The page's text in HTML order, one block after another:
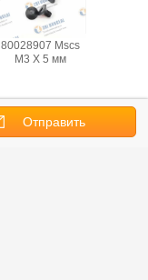
80028907 Mscs
M3 X 5 мм
Отправить